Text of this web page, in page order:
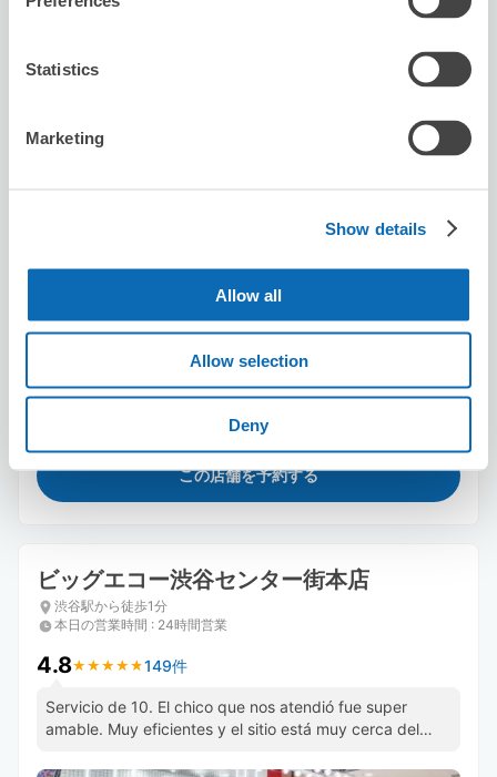
Statistics
Marketing
Show details
Allow all
Allow selection
Deny
渋谷駅から徒歩8分
5.0★★
★★
スーツケースサイズ:6 バッグサイズ:10
空き時間
8/10月 8/11火 8/12水 8/13木 8/14金 8/15土 8/16日
この店舗を予約する
ビッグエコー渋谷センター街本店
渋谷駅から徒歩1分
本日の営業時間 : 24時間営業
4.8★ ★ ★ ★ ★
★ ★ ★ ★ ★ 149件
Servicio de 10. El chico que nos atendió fue super
amable. Muy eficientes y el sitio está muy cerca del